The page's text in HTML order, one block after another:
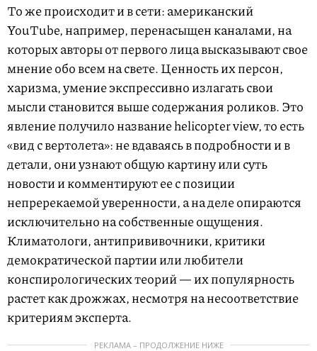
То же происходит и в сети: американский
YouTube, например, перенасыщен каналами, на
которых авторы от первого лица высказывают свое
мнение обо всем на свете. Ценность их персон,
харизма, умение экспрессивно излагать свои
мысли становится выше содержания роликов. Это
явление получило название helicopter view, то есть
«вид с вертолета»: не вдаваясь в подробности и в
детали, они узнают общую картину или суть
новости и комментируют ее с позиции
непререкаемой уверенности, а на деле опираются
исключительно на собственные ощущения.
Климатологи, антипрививочники, критики
демократической партии или любители
конспирологических теорий — их популярность
растет как дрожжах, несмотря на несоответствие
критериям эксперта.
РЕКЛАМА – ПРОДОЛЖЕНИЕ НИЖЕ